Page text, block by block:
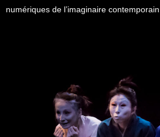
numériques de l’imaginaire contemporain.